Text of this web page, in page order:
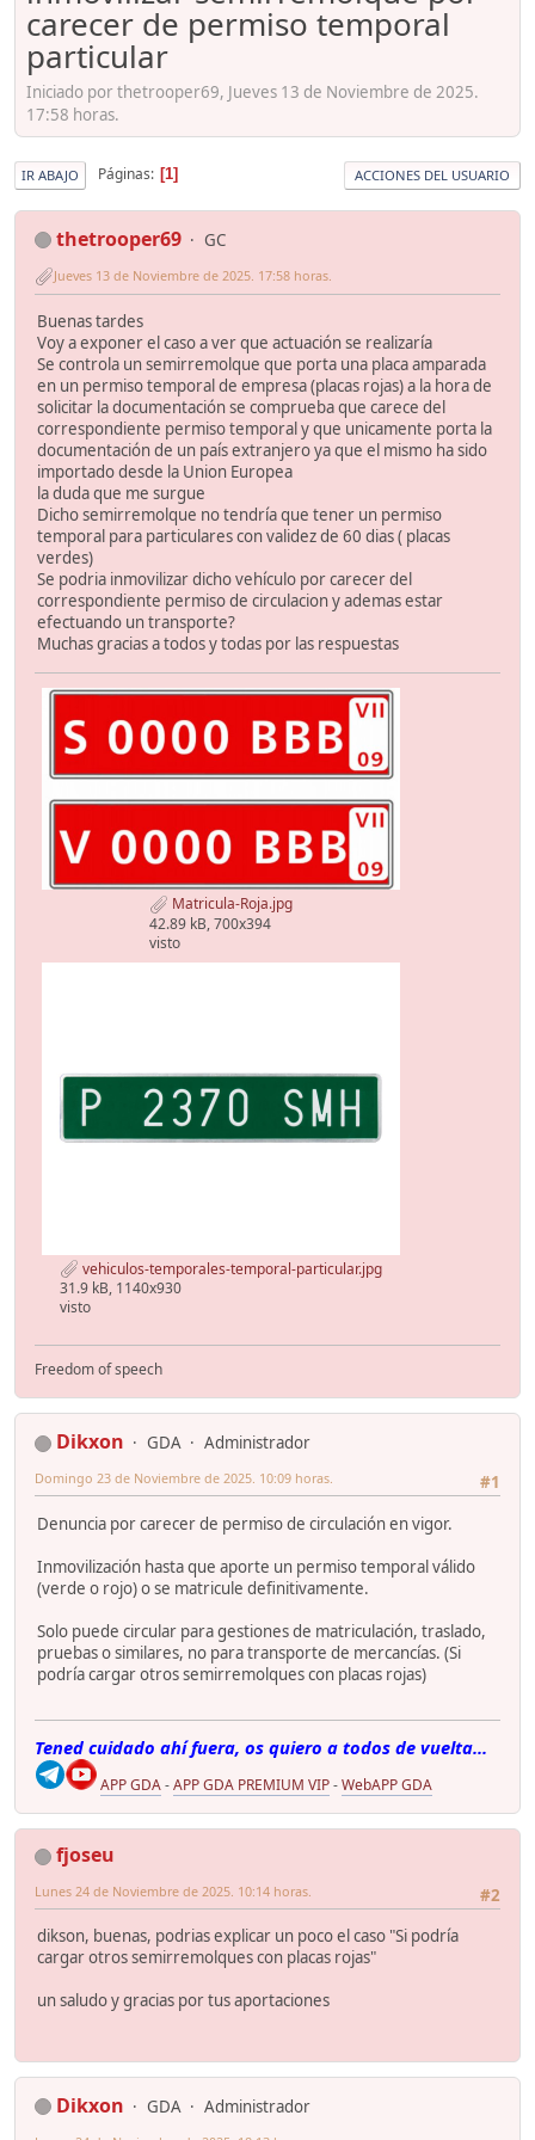
carecer de permiso temporal
particular
Iniciado por thetrooper69, Jueves 13 de Noviembre de 2025.
17:58 horas.
IR ABAJO Páginas 1 ACCIONES DEL USUARIO
thetrooper69 GC
Jueves 13 de Noviembre de 2025. 17:58 horas.
Buenas tardes
Voy a exponer el caso a ver que actuación se realizaría
Se controla un semirremolque que porta una placa amparada
en un permiso temporal de empresa (placas rojas) a la hora de
solicitar la documentación se comprueba que carece del
correspondiente permiso temporal y que unicamente porta la
documentación de un país extranjero ya que el mismo ha sido
importado desde la Union Europea
la duda que me surgue
Dicho semirremolque no tendría que tener un permiso
temporal para particulares con validez de 60 dias ( placas
verdes)
Se podria inmovilizar dicho vehículo por carecer del
correspondiente permiso de circulacion y ademas estar
efectuando un transporte?
Muchas gracias a todos y todas por las respuestas
Matricula-Roja.jpg
42.89 kB, 700x394
visto
vehiculos-temporales-temporal-particular.jpg
31.9 kB, 1140x930
visto
Freedom of speech
Dikxon GDA
Administrador
#1
Domingo 23 de Noviembre de 2025. 10:09 horas.
Denuncia por carecer de permiso de circulación en vigor.
Inmovilización hasta que aporte un permiso temporal válido
(verde o rojo) o se matricule definitivamente.
Solo puede circular para gestiones de matriculación, traslado,
pruebas o similares, no para transporte de mercancías. (Si
podría cargar otros semirremolques con placas rojas)
Tened cuidado ahí fuera, os quiero a todos de vuelta...
APP GDA-APP GDA PREMIUM VIP-WebAPP GDA
fjoseu
#2
Lunes 24 de Noviembre de 2025. 10:14 horas.
dikson, buenas, podrias explicar un poco el caso "Si podría
cargar otros semirremolques con placas rojas"
un saludo y gracias por tus aportaciones
Dikxon GDA
Administrador